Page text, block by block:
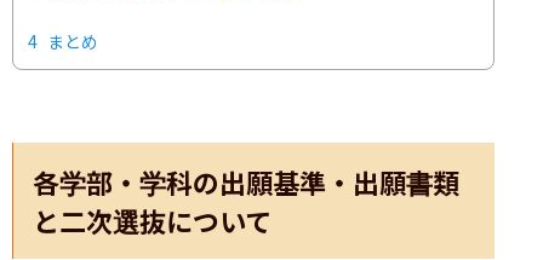
4 まとめ
各学部・学科の出願基準・出願書類
と二次選抜について